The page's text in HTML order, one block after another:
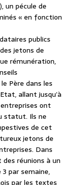
un pécule de
« en fonction
publics
jetons de
rémunération,
Père dans les
allant jusqu’à
ont
statut. Ils ne
de cet
jetons de
Dans
réunions à un
par semaine,
par les textes